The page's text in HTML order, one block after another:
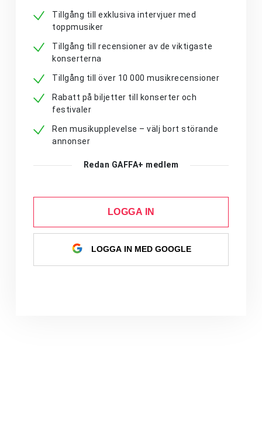
Tillgång till exklusiva intervjuer med
toppmusiker
Tillgång till recensioner av de viktigaste
konserterna
Tillgång till över 10 000 musikrecensioner
Rabatt på biljetter till konserter och
festivaler
Ren musikupplevelse – välj bort störande
annonser
Redan GAFFA+ medlem
LOGGA IN
LOGGA IN MED GOOGLE